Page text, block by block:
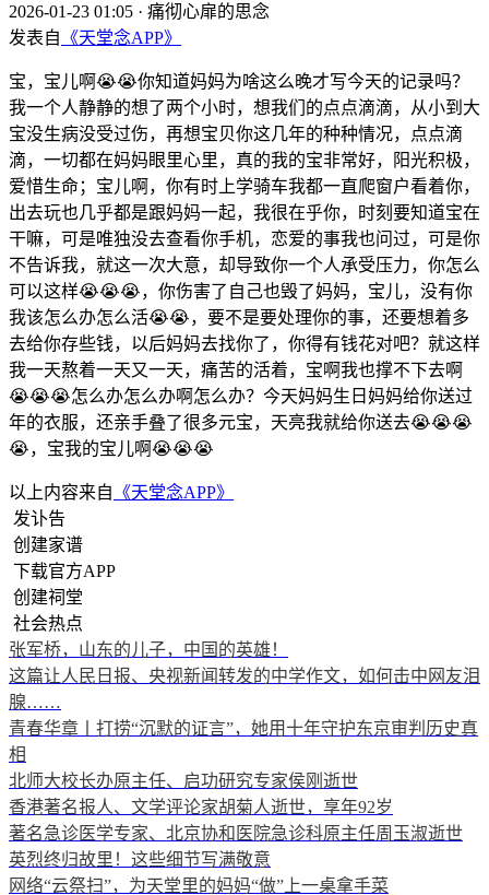
2026-01-23 01:05 · 痛彻心扉的思念
发表自 《天堂念APP》
宝，宝儿啊😭😭你知道妈妈为啥这么晚才写今天的记录吗？
我一个人静静的想了两个小时，想我们的点点滴滴，从小到大
宝没生病没受过伤，再想宝贝你这几年的种种情况，点点滴
滴，一切都在妈妈眼里心里，真的我的宝非常好，阳光积极，
爱惜生命；宝儿啊，你有时上学骑车我都一直爬窗户看着你，
出去玩也几乎都是跟妈妈一起，我很在乎你，时刻要知道宝在
干嘛，可是唯独没去查看你手机，恋爱的事我也问过，可是你
不告诉我，就这一次大意，却导致你一个人承受压力，你怎么
可以这样😭😭😭，你伤害了自己也毁了妈妈，宝儿，没有你
我该怎么办怎么活😭😭，要不是要处理你的事，还要想着多
去给你存些钱，以后妈妈去找你了，你得有钱花对吧？就这样
我一天熬着一天又一天，痛苦的活着，宝啊我也撑不下去啊
😭😭😭怎么办怎么办啊怎么办？今天妈妈生日妈妈给你送过
年的衣服，还亲手叠了很多元宝，天亮我就给你送去😭😭😭
😭，宝我的宝儿啊😭😭😭
以上内容来自 《天堂念APP》
发讣告
创建家谱
下载官方APP
创建祠堂
社会热点
张军桥，山东的儿子，中国的英雄！
这篇让人民日报、央视新闻转发的中学作文，如何击中网友泪
腺……
青春华章丨打捞“沉默的证言”，她用十年守护东京审判历史真
相
北师大校长办原主任、启功研究专家侯刚逝世
香港著名报人、文学评论家胡菊人逝世，享年92岁
著名急诊医学专家、北京协和医院急诊科原主任周玉淑逝世
英烈终归故里！这些细节写满敬意
网络“云祭扫”，为天堂里的妈妈“做”上一桌拿手菜